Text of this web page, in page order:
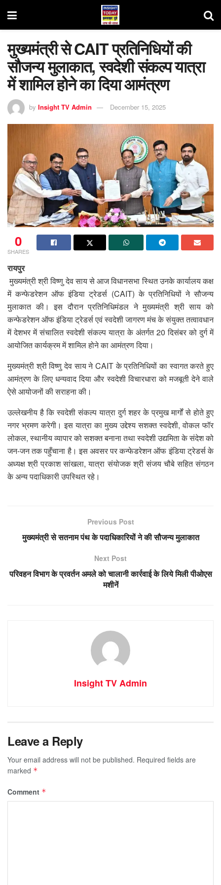
मुख्यमंत्री से CAIT प्रतिनिधियों की
सौजन्य मुलाकात, स्वदेशी संकल्प यात्रा
में शामिल होने का दिया आमंत्रण
by Insight TV Admin December 15, 2025
0
SHARES
रायपुर
मुख्यमंत्री श्री विष्णु देव साय से आज विधानसभा स्थित उनके कार्यालय कक्ष
में कन्फेडरेशन ऑफ इंडिया ट्रेडर्स (CAIT) के प्रतिनिधियों ने सौजन्य
मुलाकात की। इस दौरान प्रतिनिधिमंडल ने मुख्यमंत्री श्री साय को
कन्फेडरेशन ऑफ इंडिया ट्रेडर्स एवं स्वदेशी जागरण मंच के संयुक्त तत्वावधान
में देशभर में संचालित स्वदेशी संकल्प यात्रा के अंतर्गत 20 दिसंबर को दुर्ग में
आयोजित कार्यक्रम में शामिल होने का आमंत्रण दिया।
मुख्यमंत्री श्री विष्णु देव साय ने CAIT के प्रतिनिधियों का स्वागत करते हुए
आमंत्रण के लिए धन्यवाद दिया और स्वदेशी विचारधारा को मजबूती देने वाले
ऐसे आयोजनों की सराहना की।
उल्लेखनीय है कि स्वदेशी संकल्प यात्रा दुर्ग शहर के प्रमुख मार्गों से होते हुए
नगर भ्रमण करेगी। इस यात्रा का मुख्य उद्देश्य सशक्त स्वदेशी, वोकल फॉर
लोकल, स्थानीय व्यापार को सशक्त बनाना तथा स्वदेशी उद्यमिता के संदेश को
जन-जन तक पहुँचाना है। इस अवसर पर कन्फेडरेशन ऑफ इंडिया ट्रेडर्स के
अध्यक्ष श्री प्रकाश सांखला, यात्रा संयोजक श्री संजय चौबे सहित संगठन
के अन्य पदाधिकारी उपस्थित रहे।
Previous Post
मुख्यमंत्री से सतनाम पंथ के पदाधिकारियों ने की सौजन्य मुलाकात
Next Post
परिवहन विभाग के प्रवर्तन अमले को चालानी कार्रवाई के लिये मिली पीओएस
मशीनें
Insight TV Admin
Leave a Reply
Your email address will not be published. Required fields are
marked *
Comment *